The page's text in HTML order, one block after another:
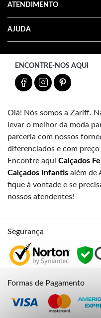
ATENDIMENTO
AJUDA
ENCONTRE-NOS AQUI
Olá! Nós somos a Zariff.
levar o melhor da moda
parceria com nossos
diferenciados e com
Encontre aqui Calçados
Calçados Infantis além de
fique à vontade e se
nossos atendentes!
Segurança
Formas de Pagamento